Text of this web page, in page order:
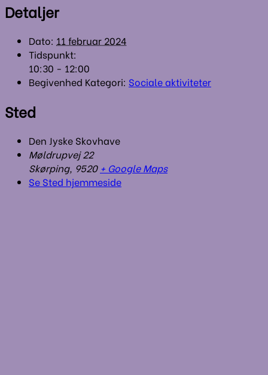
Detaljer
Dato: 11 februar 2024
Tidspunkt:
10:30 - 12:00
Begivenhed Kategori: Sociale aktiviteter
Sted
Den Jyske Skovhave
Møldrupvej 22
Skørping, 9520 + Google Maps
Se Sted hjemmeside